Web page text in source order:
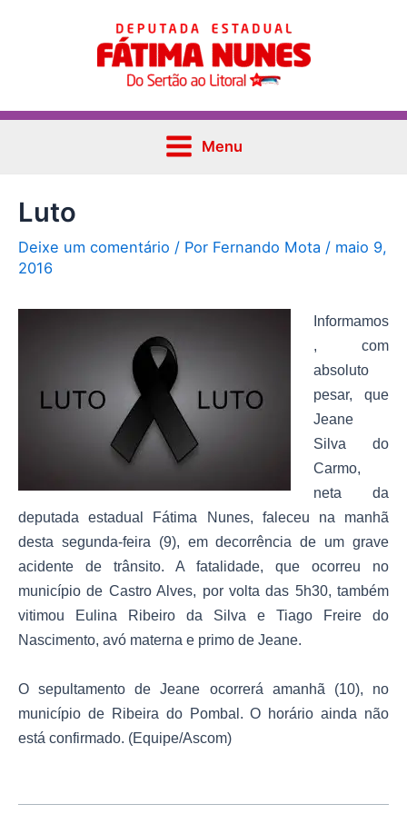
Main
Menu
Menu
Luto
Deixe um comentário / Por Fernando Mota / maio 9,
2016
Informamos
, com
absoluto
pesar, que
Jeane
Silva do
Carmo,
neta da
deputada estadual Fátima Nunes, faleceu na manhã
desta segunda-feira (9), em decorrência de um grave
acidente de trânsito. A fatalidade, que ocorreu no
município de Castro Alves, por volta das 5h30, também
vitimou Eulina Ribeiro da Silva e Tiago Freire do
Nascimento, avó materna e primo de Jeane.
O sepultamento de Jeane ocorrerá amanhã (10), no
município de Ribeira do Pombal. O horário ainda não
está confirmado. (Equipe/Ascom)